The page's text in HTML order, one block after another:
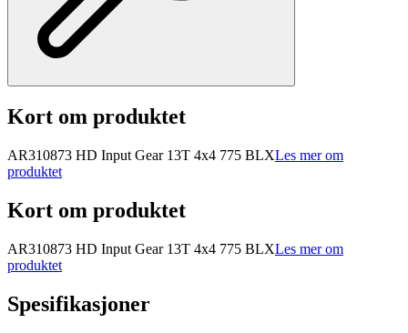
Kort om produktet
AR310873 HD Input Gear 13T 4x4 775 BLXLes mer om
produktet
Kort om produktet
AR310873 HD Input Gear 13T 4x4 775 BLXLes mer om
produktet
Spesifikasjoner